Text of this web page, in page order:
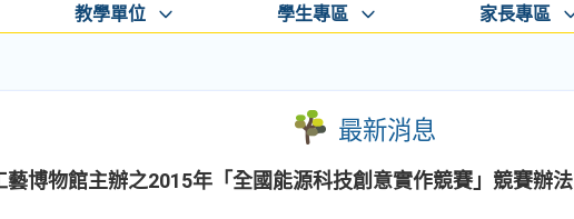
教學單位 學生專區 家長專區
最新消息
藝博物館主辦之2015年「全國能源科技創意實作競賽」競賽辦法